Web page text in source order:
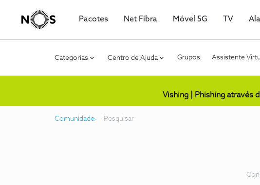
Pacotes Net Fibra Móvel 5G TV
Categorias Centro de Ajuda Grupos Assistente
Vishing | Phishing através
Comunidade Pesquisar